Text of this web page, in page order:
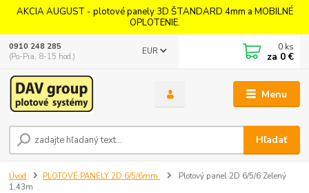
AKCIA AUGUST - plotové panely 3D ŠTANDARD 4mm a MOBILNÉ
OPLOTENIE.
Menu
EUR
Hľadať
0910 248 285
(Po-Pia, 8-15 hod.)
0 ks
za 0 €
Úvod PLOTOVÉ PANELY 2D 6/5/6mm
Plotový panel 2D 6/5/6 Zelený
1,43m